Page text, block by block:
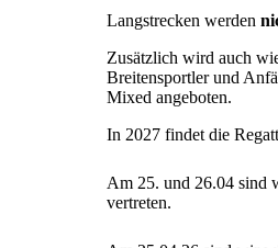
Langstrecken werden
Zusätzlich wird auch
Breitensportler und
Mixed angeboten.
In 2027 findet die
Am 25. und 26.04 sind
vertreten.